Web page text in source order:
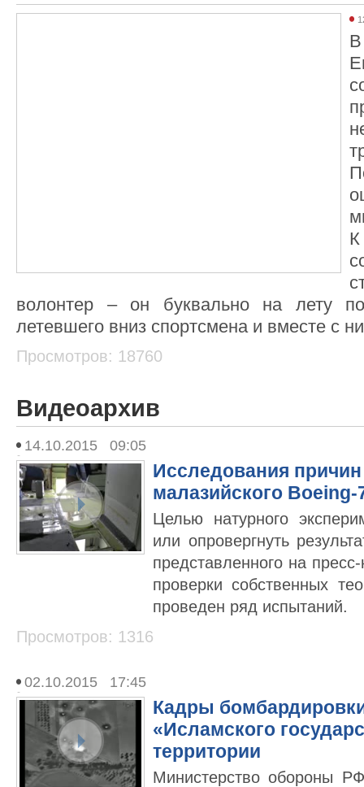
волонтер – он буквально на лету
летевшего вниз спортсмена и вместе с
Просмотров: 18760
Видеоархив
14.10.2015 09:05
Исследования
малазийского Boeing-
Целью натурного
или опровергнуть
представленного на
проверки собственных
проведен ряд испытаний.
Просмотров: 1316
02.10.2015 17:45
Кадры
«Исламского
территории
Министерство обороны